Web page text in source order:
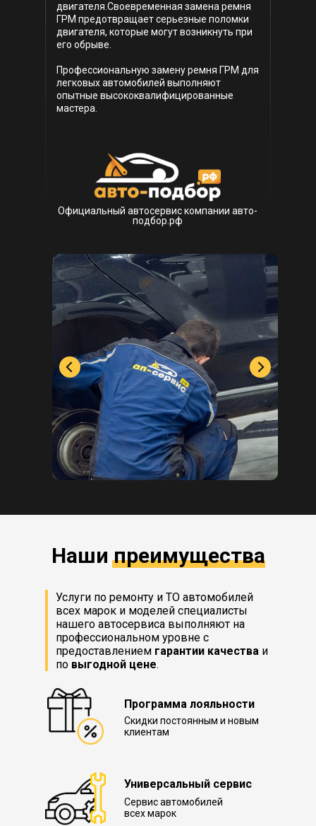
двигателя.Своевременная замена ремня
ГРМ предотвращает серьезные поломки
двигателя, которые могут возникнуть при
его обрыве.
Профессиональную замену ремня ГРМ для
легковых автомобилей выполняют
опытные высококвалифицированные
мастера.
Официальный автосервис компании авто-
подбор.рф
Наши преимущества
Услуги по ремонту и ТО автомобилей
всех марок и моделей специалисты
нашего автосервиса выполняют на
профессиональном уровне с
предоставлением гарантии качества и
по выгодной цене.
Программа лояльности
Скидки постоянным и новым
клиентам
Универсальный сервис
Сервис автомобилей
всех марок